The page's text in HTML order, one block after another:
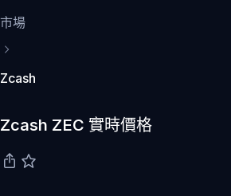
市場
Zcash
Zcash ZEC 實時價格